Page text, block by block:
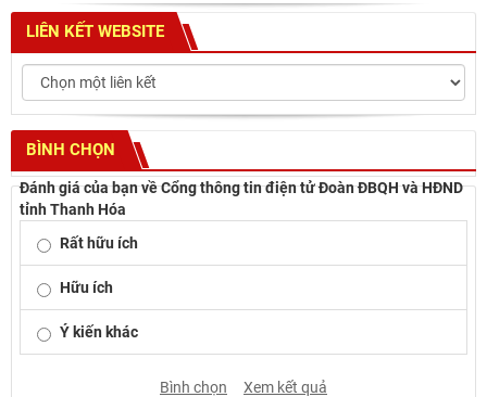
LIÊN KẾT WEBSITE
BÌNH CHỌN
Đánh giá của bạn về Cổng thông tin điện tử Đoàn ĐBQH và HĐND
tỉnh Thanh Hóa
Rất hữu ích
Hữu ích
Ý kiến khác
Bình chọn Xem kết quả